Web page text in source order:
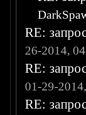
RE:
26-2014,
RE:
01-29-
RE: